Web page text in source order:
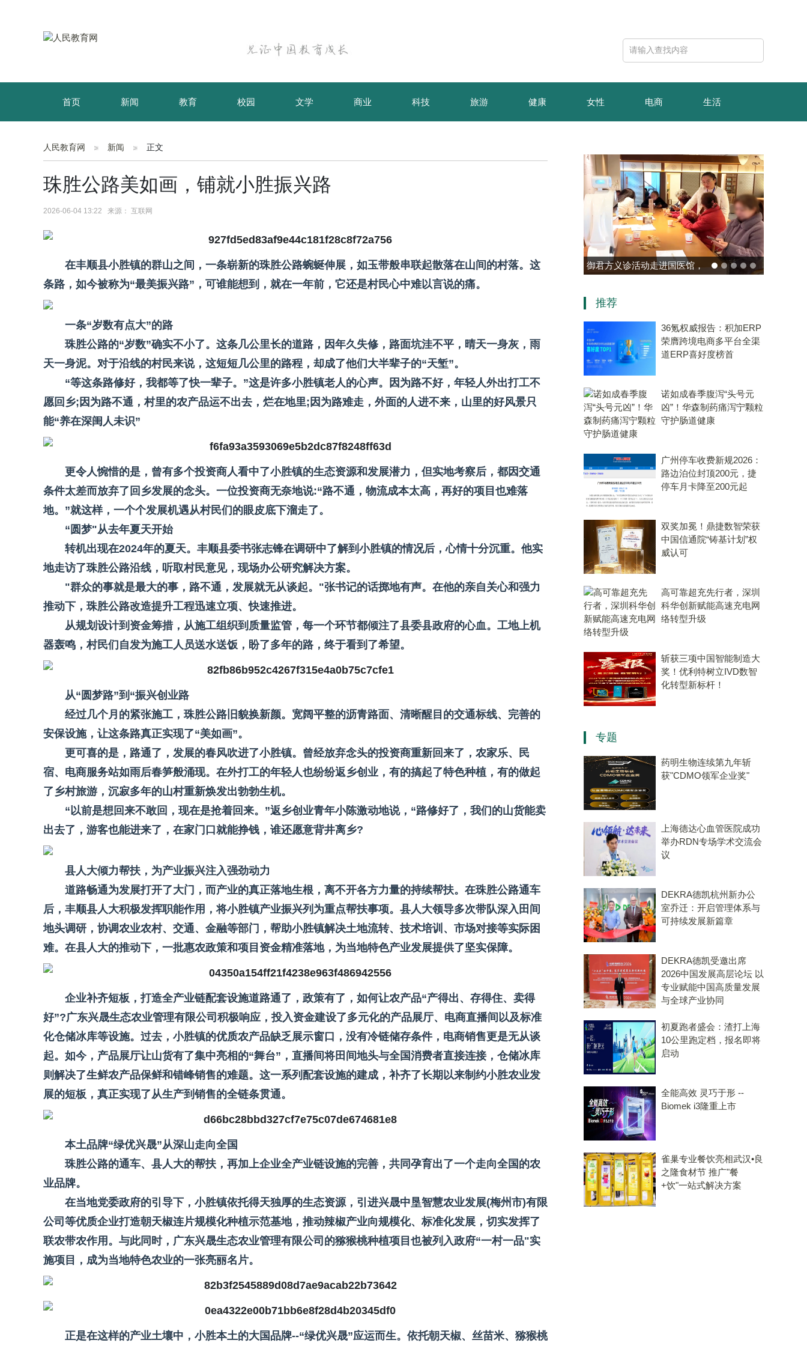
首页 新闻 教育 校园 文学 商业 科技 旅游 健康 女性 电商 生活
育儿 资讯
人民教育网 新闻 正文
珠胜公路美如画，铺就小胜振兴路
2026-06-04 13:22 来源： 互联网
在丰顺县小胜镇的群山之间，一条崭新的珠胜公路蜿蜒伸展，如玉带般串联起散落在山间的村落。这
条路，如今被称为“最美振兴路”，可谁能想到，就在一年前，它还是村民心中难以言说的痛。
一条“岁数有点大”的路
珠胜公路的“岁数”确实不小了。这条几公里长的道路，因年久失修，路面坑洼不平，晴天一身灰，雨
天一身泥。对于沿线的村民来说，这短短几公里的路程，却成了他们大半辈子的“天堑”。
“等这条路修好，我都等了快一辈子。”这是许多小胜镇老人的心声。因为路不好，年轻人外出打工不
愿回乡;因为路不通，村里的农产品运不出去，烂在地里;因为路难走，外面的人进不来，山里的好风景只
能“养在深闺人未识”
更令人惋惜的是，曾有多个投资商人看中了小胜镇的生态资源和发展潜力，但实地考察后，都因交通
条件太差而放弃了回乡发展的念头。一位投资商无奈地说:“路不通，物流成本太高，再好的项目也难落
地。”就这样，一个个发展机遇从村民们的眼皮底下溜走了。
“圆梦"从去年夏天开始
转机出现在2024年的夏天。丰顺县委书张志锋在调研中了解到小胜镇的情况后，心情十分沉重。他实
地走访了珠胜公路沿线，听取村民意见，现场办公研究解决方案。
"群众的事就是最大的事，路不通，发展就无从谈起。"张书记的话掷地有声。在他的亲自关心和强力
推动下，珠胜公路改造提升工程迅速立项、快速推进。
从规划设计到资金筹措，从施工组织到质量监管，每一个环节都倾注了县委县政府的心血。工地上机
器轰鸣，村民们自发为施工人员送水送饭，盼了多年的路，终于看到了希望。
从“圆梦路”到“振兴创业路
经过几个月的紧张施工，珠胜公路旧貌换新颜。宽阔平整的沥青路面、清晰醒目的交通标线、完善的
安保设施，让这条路真正实现了“美如画”。
更可喜的是，路通了，发展的春风吹进了小胜镇。曾经放弃念头的投资商重新回来了，农家乐、民
宿、电商服务站如雨后春笋般涌现。在外打工的年轻人也纷纷返乡创业，有的搞起了特色种植，有的做起
了乡村旅游，沉寂多年的山村重新焕发出勃勃生机。
“以前是想回来不敢回，现在是抢着回来。”返乡创业青年小陈激动地说，“路修好了，我们的山货能卖
出去了，游客也能进来了，在家门口就能挣钱，谁还愿意背井离乡?
县人大倾力帮扶，为产业振兴注入强劲动力
道路畅通为发展打开了大门，而产业的真正落地生根，离不开各方力量的持续帮扶。在珠胜公路通车
后，丰顺县人大积极发挥职能作用，将小胜镇产业振兴列为重点帮扶事项。县人大领导多次带队深入田间
地头调研，协调农业农村、交通、金融等部门，帮助小胜镇解决土地流转、技术培训、市场对接等实际困
难。在县人大的推动下，一批惠农政策和项目资金精准落地，为当地特色产业发展提供了坚实保障。
企业补齐短板，打造全产业链配套设施道路通了，政策有了，如何让农产品“产得出、存得住、卖得
好”?广东兴晟生态农业管理有限公司积极响应，投入资金建设了多元化的产品展厅、电商直播间以及标准
化仓储冰库等设施。过去，小胜镇的优质农产品缺乏展示窗口，没有冷链储存条件，电商销售更是无从谈
起。如今，产品展厅让山货有了集中亮相的“舞台”，直播间将田间地头与全国消费者直接连接，仓储冰库
则解决了生鲜农产品保鲜和错峰销售的难题。这一系列配套设施的建成，补齐了长期以来制约小胜农业发
展的短板，真正实现了从生产到销售的全链条贯通。
本土品牌“绿优兴晟”从深山走向全国
珠胜公路的通车、县人大的帮扶，再加上企业全产业链设施的完善，共同孕育出了一个走向全国的农
业品牌。
在当地党委政府的引导下，小胜镇依托得天独厚的生态资源，引进兴晟中垦智慧农业发展(梅州市)有限
公司等优质企业打造朝天椒连片规模化种植示范基地，推动辣椒产业向规模化、标准化发展，切实发挥了
联农带农作用。与此同时，广东兴晟生态农业管理有限公司的猕猴桃种植项目也被列入政府“一村一品"实
施项目，成为当地特色农业的一张亮丽名片。
正是在这样的产业土壤中，小胜本土的大国品牌--“绿优兴晟”应运而生。依托朝天椒、丝苗米、猕猴桃
御君方义诊活动走进国医馆，
玻色量子完成10亿元B轮融
推荐
36氪权威报告：积加ERP
荣膺跨境电商多平台全渠
道ERP喜好度榜首
诺如成春季腹泻“头号元
凶”！华森制药痛泻宁颗粒
守护肠道健康
广州停车收费新规2026：
路边泊位封顶200元，捷
停车月卡降至200元起
双奖加冕！鼎捷数智荣获
中国信通院“铸基计划”权
威认可
高可靠超充先行者，深圳
科华创新赋能高速充电网
络转型升级
斩获三项中国智能制造大
奖！优利特树立IVD数智
化转型新标杆！
专题
药明生物连续第九年斩
获"CDMO领军企业奖"
上海德达心血管医院成功
举办RDN专场学术交流会
议
DEKRA德凯杭州新办公
室乔迁：开启管理体系与
可持续发展新篇章
DEKRA德凯受邀出席
2026中国发展高层论坛 以
专业赋能中国高质量发展
与全球产业协同
初夏跑者盛会：渣打上海
10公里跑定档，报名即将
启动
全能高效 灵巧于形 --
Biomek i3隆重上市
雀巢专业餐饮亮相武汉•良
之隆食材节 推广"餐
+饮"一站式解决方案